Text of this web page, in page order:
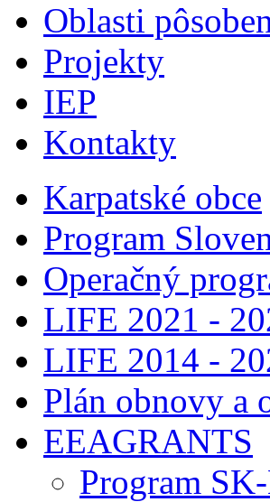
Oblasti
Projekty
IEP
Kontakty
Karpatské obce
Program
Operačný
LIFE 2021 -
LIFE 2014 -
Plán obnovy a
EEAGRANTS
Program